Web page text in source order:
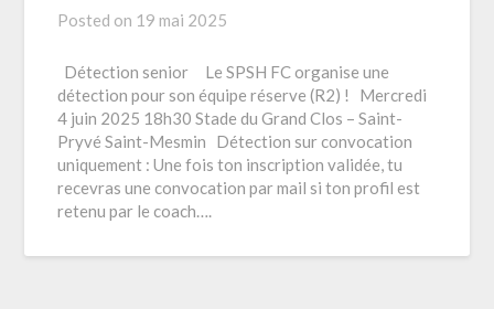
Posted on 19 mai 2025
Détection senior Le SPSH FC organise une
détection pour son équipe réserve (R2) ! Mercredi
4 juin 2025 18h30 Stade du Grand Clos – Saint-
Pryvé Saint-Mesmin Détection sur convocation
uniquement : Une fois ton inscription validée, tu
recevras une convocation par mail si ton profil est
retenu par le coach….